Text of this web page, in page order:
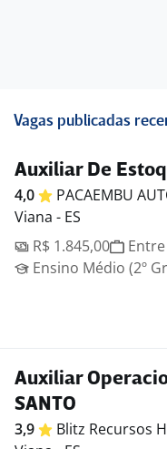
Vagas publicadas
Auxiliar De
4,0 PACAEMBU
Viana - ES
R$ 1.845,00
Ensino Médio (2º
Auxiliar
SANTO
3,9 Blitz Recursos